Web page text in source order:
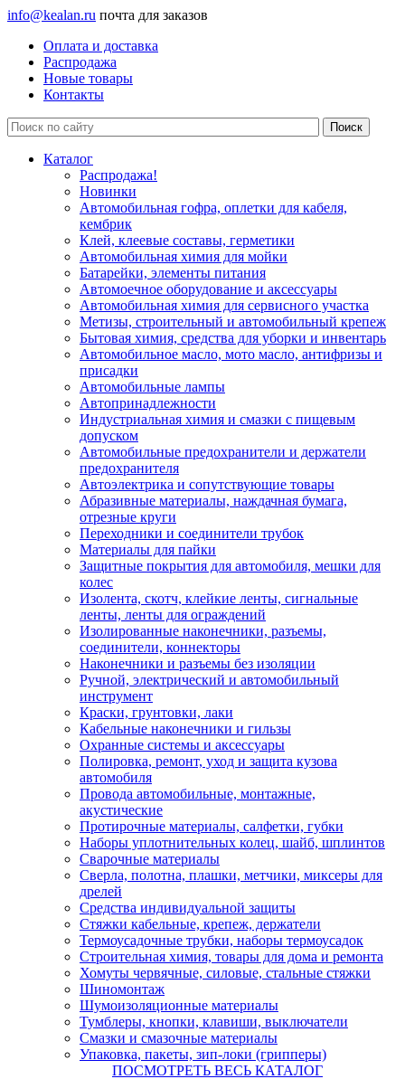
info@kealan.ru почта для заказов
Оплата и доставка
Распродажа
Новые товары
Контакты
Каталог
Распродажа!
Новинки
Автомобильная гофра, оплетки для кабеля,
кембрик
Клей, клеевые составы, герметики
Автомобильная химия для мойки
Батарейки, элементы питания
Автомоечное оборудование и аксессуары
Автомобильная химия для сервисного участка
Метизы, строительный и автомобильный крепеж
Бытовая химия, средства для уборки и инвентарь
Автомобильное масло, мото масло, антифризы и
присадки
Автомобильные лампы
Автопринадлежности
Индустриальная химия и смазки с пищевым
допуском
Автомобильные предохранители и держатели
предохранителя
Автоэлектрика и сопутствующие товары
Абразивные материалы, наждачная бумага,
отрезные круги
Переходники и соединители трубок
Материалы для пайки
Защитные покрытия для автомобиля, мешки для
колес
Изолента, скотч, клейкие ленты, сигнальные
ленты, ленты для ограждений
Изолированные наконечники, разъемы,
соединители, коннекторы
Наконечники и разъемы без изоляции
Ручной, электрический и автомобильный
инструмент
Краски, грунтовки, лаки
Кабельные наконечники и гильзы
Охранные системы и аксессуары
Полировка, ремонт, уход и защита кузова
автомобиля
Провода автомобильные, монтажные,
акустические
Протирочные материалы, салфетки, губки
Наборы уплотнительных колец, шайб, шплинтов
Сварочные материалы
Сверла, полотна, плашки, метчики, миксеры для
дрелей
Средства индивидуальной защиты
Стяжки кабельные, крепеж, держатели
Термоусадочные трубки, наборы термоусадок
Строительная химия, товары для дома и ремонта
Хомуты червячные, силовые, стальные стяжки
Шиномонтаж
Шумоизоляционные материалы
Тумблеры, кнопки, клавиши, выключатели
Смазки и смазочные материалы
Упаковка, пакеты, зип-локи (грипперы)
ПОСМОТРЕТЬ ВЕСЬ КАТАЛОГ